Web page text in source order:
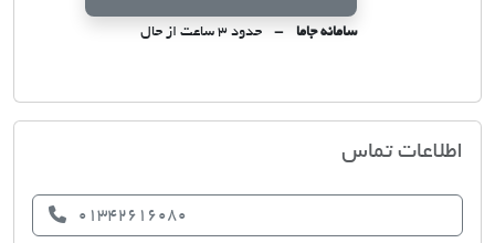
سامانه جاما حدود ۳ ساعت از حال
اطلاعات تماس
01342616080